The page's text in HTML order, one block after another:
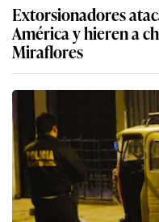
Extorsionadores
América y hieren a
Miraflores